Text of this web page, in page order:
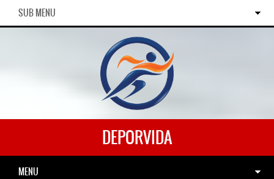
SUB MENU
DEPORVIDA
MENU